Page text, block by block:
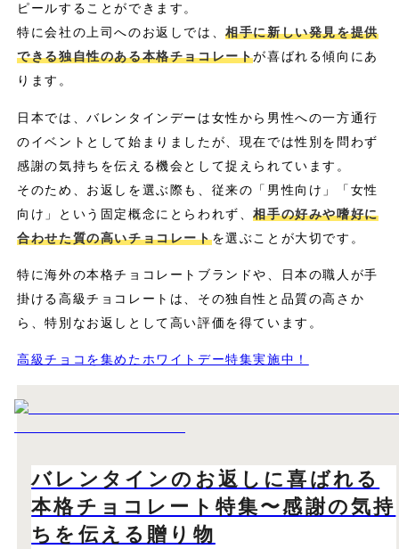
ピールすることができます。
特に会社の上司へのお返しでは、相手に新しい発見を提供
できる独自性のある本格チョコレートが喜ばれる傾向にあ
ります。
日本では、バレンタインデーは女性から男性への一方通行
のイベントとして始まりましたが、現在では性別を問わず
感謝の気持ちを伝える機会として捉えられています。
そのため、お返しを選ぶ際も、従来の「男性向け」「女性
向け」という固定概念にとらわれず、相手の好みや嗜好に
合わせた質の高いチョコレートを選ぶことが大切です。
特に海外の本格チョコレートブランドや、日本の職人が手
掛ける高級チョコレートは、その独自性と品質の高さか
ら、特別なお返しとして高い評価を得ています。
高級チョコを集めたホワイトデー特集実施中！
バレンタインのお返しに喜ばれる
本格チョコレート特集〜感謝の気持
ちを伝える贈り物